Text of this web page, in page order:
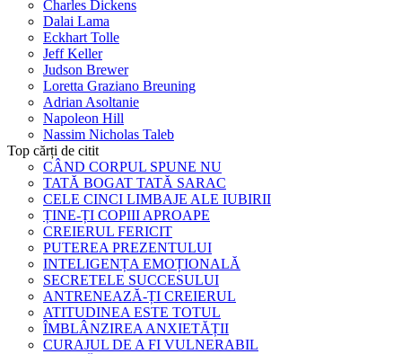
Charles Dickens
Dalai Lama
Eckhart Tolle
Jeff Keller
Judson Brewer
Loretta Graziano Breuning
Adrian Asoltanie
Napoleon Hill
Nassim Nicholas Taleb
Top cărți de citit
CÂND CORPUL SPUNE NU
TATĂ BOGAT TATĂ SARAC
CELE CINCI LIMBAJE ALE IUBIRII
ȚINE-ȚI COPIII APROAPE
CREIERUL FERICIT
PUTEREA PREZENTULUI
INTELIGENȚA EMOȚIONALĂ
SECRETELE SUCCESULUI
ANTRENEAZĂ-ȚI CREIERUL
ATITUDINEA ESTE TOTUL
ÎMBLÂNZIREA ANXIETĂȚII
CURAJUL DE A FI VULNERABIL